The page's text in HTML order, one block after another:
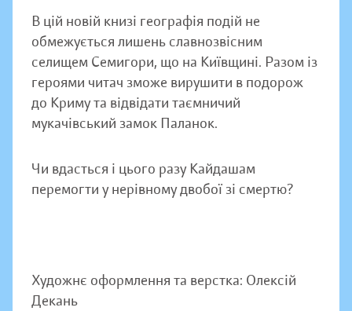
В цій новій книзі географія подій не
обмежується лишень славнозвісним
селищем Семигори, що на Київщині. Разом із
героями читач зможе вирушити в подорож
до Криму та відвідати таємничий
мукачівський замок Паланок.
Чи вдасться і цього разу Кайдашам
перемогти у нерівному двобої зі смертю?
Художнє оформлення та верстка: Олексій
Декань